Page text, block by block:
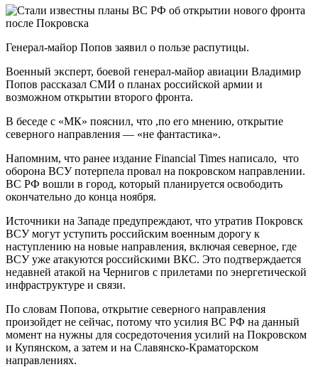
Генерал-майор Попов заявил о пользе распутицы.
Военный эксперт, боевой генерал-майор авиации Владимир
Попов рассказал СМИ о планах российской армии и
возможном открытии второго фронта.
В беседе с «МК» пояснил, что ,по его мнению, открытие
северного направления — «не фантастика».
Напомним, что ранее издание Financial Times написало, что
оборона ВСУ потерпела провал на покровском направлении.
ВС РФ вошли в город, который планируется освободить
окончательно до конца ноября.
Источники на Западе предупреждают, что утратив Покровск
ВСУ могут уступить российским военным дорогу к
наступлению на новые направления, включая северное, где
ВСУ уже атакуются российскими ВКС. Это подтверждается
недавней атакой на Чернигов с прилетами по энергетической
инфраструктуре и связи.
По словам Попова, открытие северного направления
произойдет не сейчас, потому что усилия ВС РФ на данный
момент на нужны для сосредоточения усилий на Покровском
и Купянском, а затем и на Славянско-Краматорском
направлениях.